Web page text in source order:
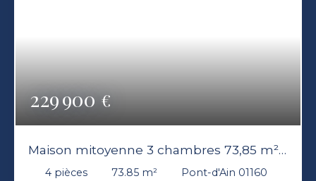
229 900€
Maison mitoyenne 3 chambres 73,85 m²
jardin stationnement Pont-d’Ain 01160
4 pièces 73.85 m² Pont-d'Ain 01160